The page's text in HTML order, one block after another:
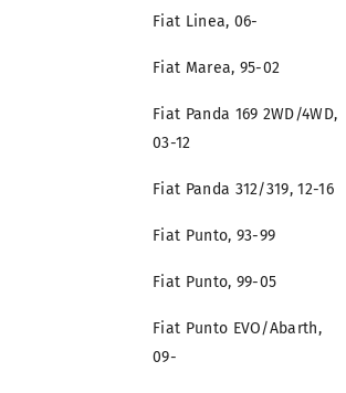
Fiat Linea, 06-
Fiat Marea, 95-02
Fiat Panda 169 2WD/4WD,
03-12
Fiat Panda 312/319, 12-16
Fiat Punto, 93-99
Fiat Punto, 99-05
Fiat Punto EVO/Abarth,
09-